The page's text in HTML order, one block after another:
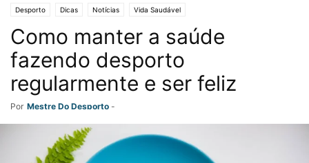
Desporto Dicas Notícias Vida Saudável
Como manter a saúde
fazendo desporto
regularmente e ser feliz
Por Mestre Do Desporto -